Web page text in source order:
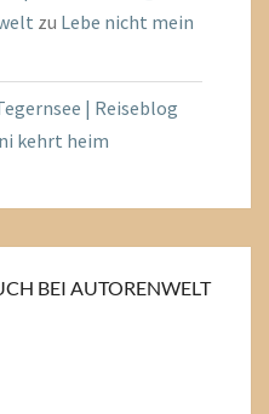
zu Lebe nicht mein
| Reiseblog
kehrt heim
BEI AUTORENWELT